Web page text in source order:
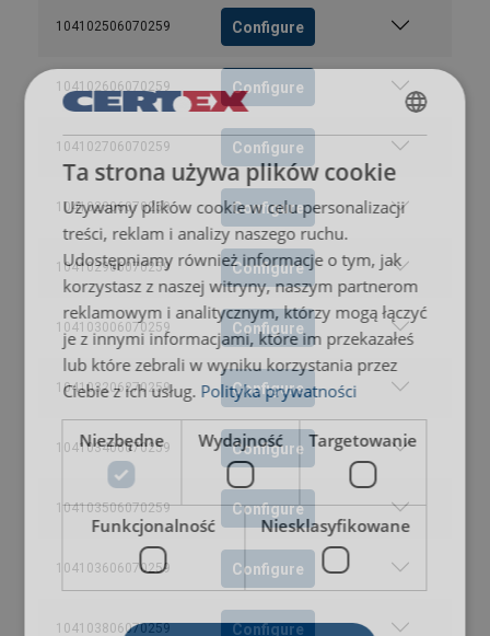
104102506070259 Configure
104102606070259 Configure
104102706070259 Configure
104102806070259 Configure
104102906070259 Configure
104103006070259 Configure
104103206270259 Configure
104103406070259 Configure
104103506070259 Configure
104103606070259 Configure
104103806070259 Configure
POLISH
ENGLISH TRANSLATION
Ta strona używa plików cookie
Używamy plików cookie w celu personalizacji
treści, reklam i analizy naszego ruchu.
Udostępniamy również informacje o tym, jak
korzystasz z naszej witryny, naszym partnerom
reklamowym i analitycznym, którzy mogą łączyć
je z innymi informacjami, które im przekazałeś
lub które zebrali w wyniku korzystania przez
Ciebie z ich usług. Polityka prywatności
Niezbędne Wydajność Targetowanie
Funkcjonalność Niesklasyfikowane